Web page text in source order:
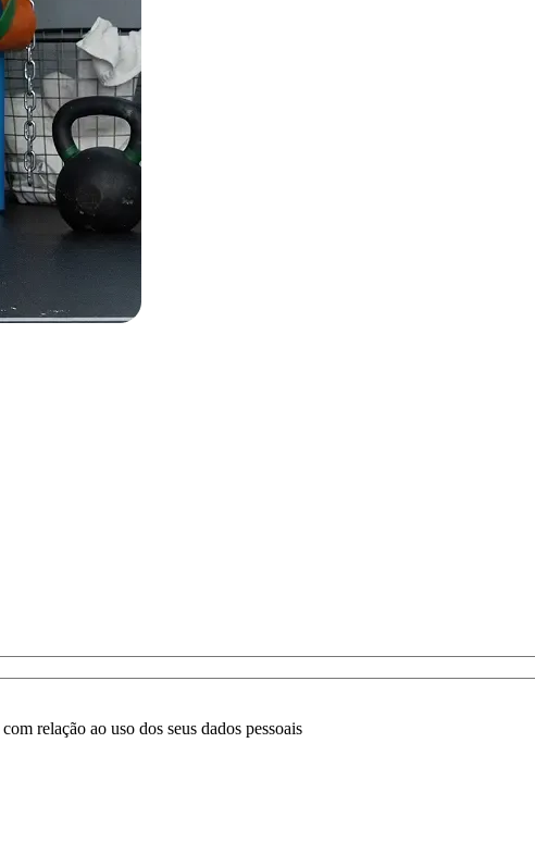
com relação ao uso dos seus dados pessoais